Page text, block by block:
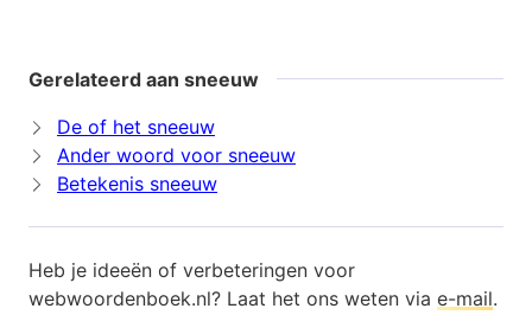
Gerelateerd aan sneeuw
De of het sneeuw
Ander woord voor sneeuw
Betekenis sneeuw
Heb je ideeën of verbeteringen voor
webwoordenboek.nl? Laat het ons weten via e-mail.